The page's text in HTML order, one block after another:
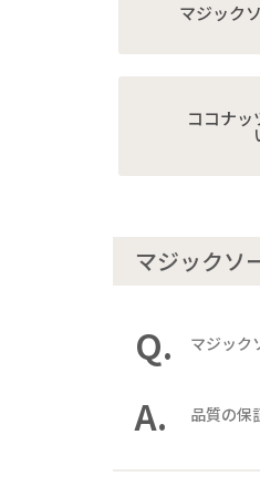
マジック
ココナッ
マジックソ
Q. マジック
A. 品質の保